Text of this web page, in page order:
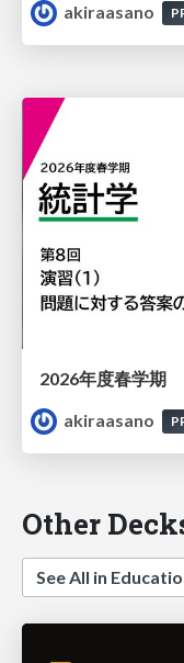
akiraasano
akiraasano
Other
See All in